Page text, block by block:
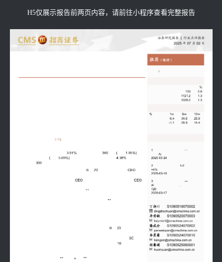
H5仅展示报告前两页内容，请前往小程序查看完整报告